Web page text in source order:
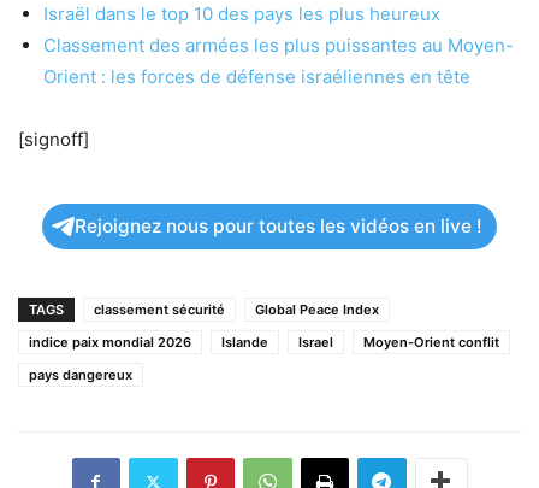
Israël dans le top 10 des pays les plus heureux
Classement des armées les plus puissantes au Moyen-
Orient : les forces de défense israéliennes en tête
[signoff]
Rejoignez nous pour toutes les vidéos en live !
TAGS classement sécurité
Global Peace Index
indice paix mondial 2026
Islande Israel
Moyen-Orient conflit
pays dangereux